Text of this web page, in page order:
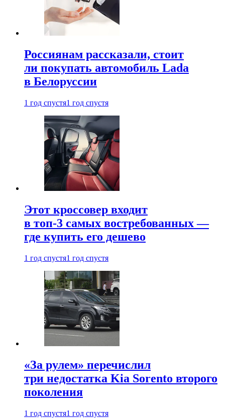
Россиянам рассказали, стоит
ли покупать автомобиль Lada
в Белоруссии
1 год спустя1 год спустя
Этот кроссовер входит
в топ-3 самых востребованных —
где купить его дешево
1 год спустя1 год спустя
«За рулем» перечислил
три недостатка Kia Sorento второго
поколения
1 год спустя1 год спустя